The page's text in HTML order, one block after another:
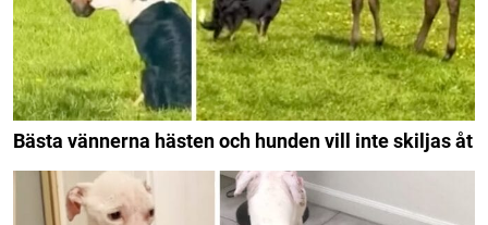
Bästa vännerna hästen och hunden vill inte skiljas åt